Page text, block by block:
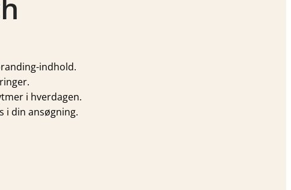
indhold.
i hverdagen.
i din ansøgning.